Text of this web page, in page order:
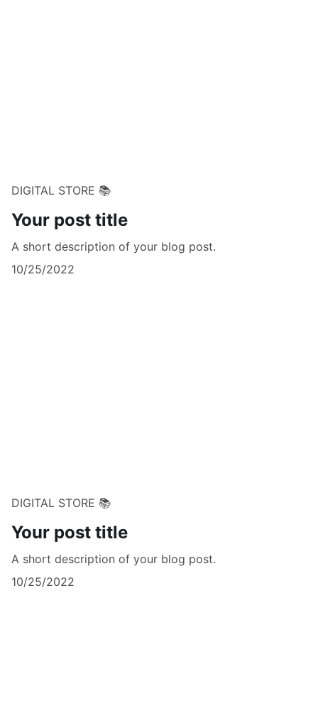
DIGITAL STORE 📚
Your post title
A short description of your blog post.
10/25/2022
DIGITAL STORE 📚
Your post title
A short description of your blog post.
10/25/2022